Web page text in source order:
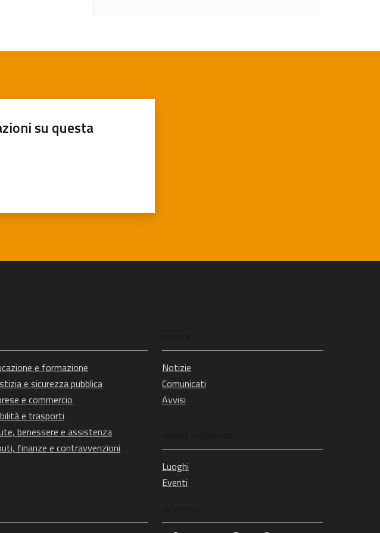
su questa
e formazione
e sicurezza pubblica
e commercio
e trasporti
benessere e assistenza
finanze e contravvenzioni
Notizie
Comunicati
Avvisi
Luoghi
Eventi